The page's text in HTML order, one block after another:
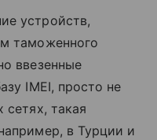
устройств,
таможенного
ввезенные
IMEI, просто не
сетях, такая
в Турции и